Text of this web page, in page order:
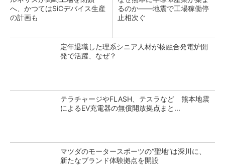
へ、かつてはSiCデバイス生産
の計画も
るのか――地震で工場稼働停
止相次ぐ
定年退職した理系シニア人材が核融合発電炉開
発で活躍、なぜ？
テラチャージやFLASH、テスラなど 熊本地震
によるEV充電器の無償開放拠点まと...
マツダのモータースポーツの“聖地”は深川に、
新たなブランド体験拠点を開設